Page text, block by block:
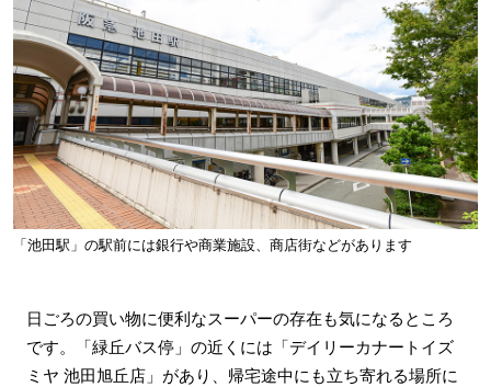
「池田駅」の駅前には銀行や商業施設、商店街などがあります
日ごろの買い物に便利なスーパーの存在も気になるところ
です。「緑丘バス停」の近くには「デイリーカナートイズ
ミヤ 池田旭丘店」があり、帰宅途中にも立ち寄れる場所に